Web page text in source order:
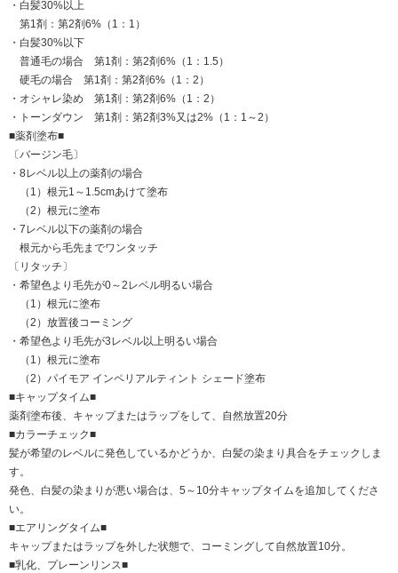
・白髪30%以上
第1剤：第2剤6%（1：1）
・白髪30%以下
普通毛の場合 第1剤：第2剤6%（1：1.5）
硬毛の場合 第1剤：第2剤6%（1：2）
・オシャレ染め 第1剤：第2剤6%（1：2）
・トーンダウン 第1剤：第2剤3%又は2%（1：1～2）
■薬剤塗布■
〔バージン毛〕
・8レベル以上の薬剤の場合
（1）根元1～1.5cmあけて塗布
（2）根元に塗布
・7レベル以下の薬剤の場合
根元から毛先までワンタッチ
〔リタッチ〕
・希望色より毛先が0～2レベル明るい場合
（1）根元に塗布
（2）放置後コーミング
・希望色より毛先が3レベル以上明るい場合
（1）根元に塗布
（2）パイモア インペリアルティント シェード塗布
■キャップタイム■
薬剤塗布後、キャップまたはラップをして、自然放置20分
■カラーチェック■
髪が希望のレベルに発色しているかどうか、白髪の染まり具合をチェックしま
す。
発色、白髪の染まりが悪い場合は、5～10分キャップタイムを追加してくださ
い。
■エアリングタイム■
キャップまたはラップを外した状態で、コーミングして自然放置10分。
■乳化、プレーンリンス■